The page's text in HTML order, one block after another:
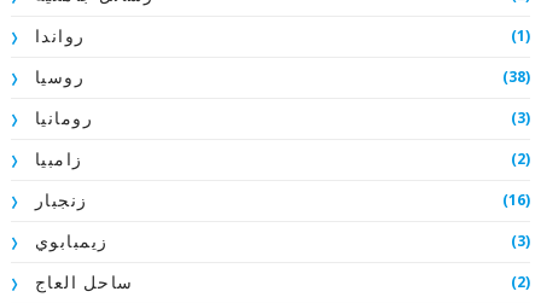
رواندا (1)
روسيا (38)
رومانيا (3)
زامبيا (2)
زنجبار (16)
زيمبابوي (3)
ساحل العاج (2)